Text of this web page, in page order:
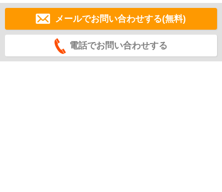
メールでお問い合わせする(無料)
電話でお問い合わせする